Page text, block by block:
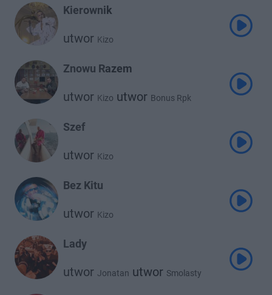
Oskar83
Kierownik
utwor Kizo
Znowu Razem
utwor Kizo utwor Bonus Rpk
Szef
utwor Kizo
Bez Kitu
utwor Kizo
Lady
utwor Jonatan utwor Smolasty